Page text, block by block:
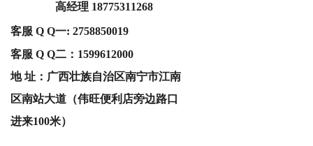
高经理 18775311268
客服 Q Q一: 2758850019
客服 Q Q二： 1599612000
地 址：广西壮族自治区南宁市江南
区南站大道（伟旺便利店旁边路口
进来100米）